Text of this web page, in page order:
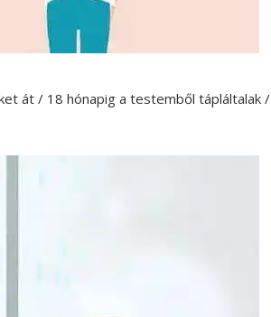
át / 18 hónapig a testemből tápláltalak /